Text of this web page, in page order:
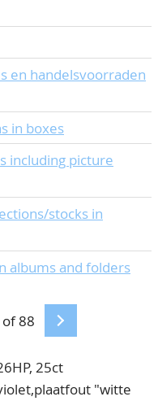
en handelsvoorraden
in boxes
including picture
stocks in
albums and folders
of 88
25ct
"witte